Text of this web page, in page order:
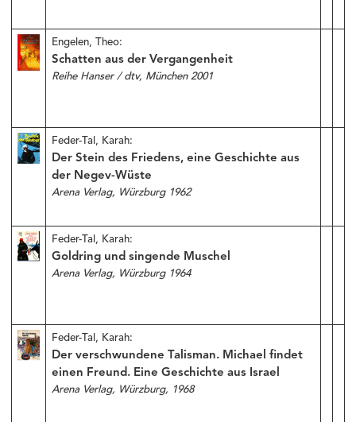
Engelen, Theo:
Schatten aus der Vergangenheit
Reihe Hanser / dtv, München 2001
Feder-Tal, Karah:
Der Stein des Friedens, eine Geschichte aus
der Negev-Wüste
Arena Verlag, Würzburg 1962
Feder-Tal, Karah:
Goldring und singende Muschel
Arena Verlag, Würzburg 1964
Feder-Tal, Karah:
Der verschwundene Talisman. Michael findet
einen Freund. Eine Geschichte aus Israel
Arena Verlag, Würzburg, 1968